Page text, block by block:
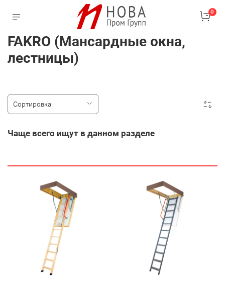
0
FAKRO (Мансардные окна,
лестницы)
Чаще всего ищут в данном разделе